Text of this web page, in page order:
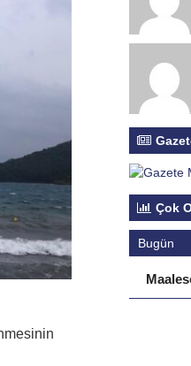
Çok
Bugün